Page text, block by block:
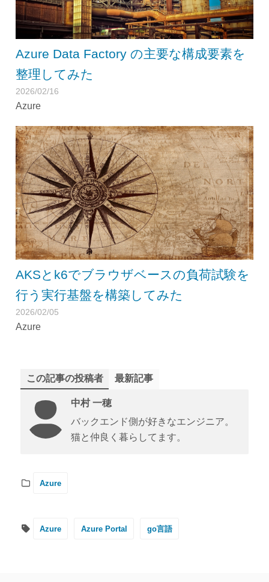
Azure Data Factory の主要な構成要素を
整理してみた
2026/02/16
Azure
AKSとk6でブラウザベースの負荷試験を
行う実行基盤を構築してみた
2026/02/05
Azure
この記事の投稿者 最新記事
中村 一穂
バックエンド側が好きなエンジニア。
猫と仲良く暮らしてます。
Azure
Azure Azure Portal go言語